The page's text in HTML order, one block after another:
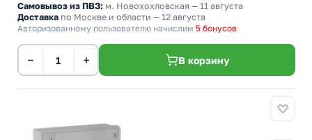
Самовывоз из ПВЗ: м. Новохохловская — 11 августа
Доставка по Москве и области — 12 августа
Авторизованному пользователю начислим 5 бонусов
− + В корзину